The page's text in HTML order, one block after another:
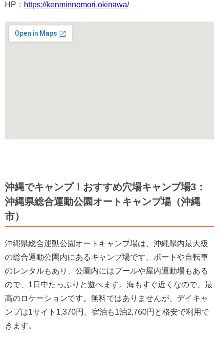
HP： https://kenminnomori.okinawa/
沖縄でキャンプ！おすすめ穴場キャンプ場3：
沖縄県総合運動公園オートキャンプ場（沖縄
市）
沖縄県総合運動公園オートキャンプ場は、沖縄県内最大級
の総合運動公園内にあるキャンプ場です。ボートや自転車
のレンタルもあり、公園内にはプールや屋内運動場もある
ので、1日中たっぷりと遊べます。海もすぐ近くなので、最
高のロケーションです。無料ではありませんが、デイキャ
ンプは1サイト1,370円、宿泊も1泊2,760円と格安で利用で
きます。